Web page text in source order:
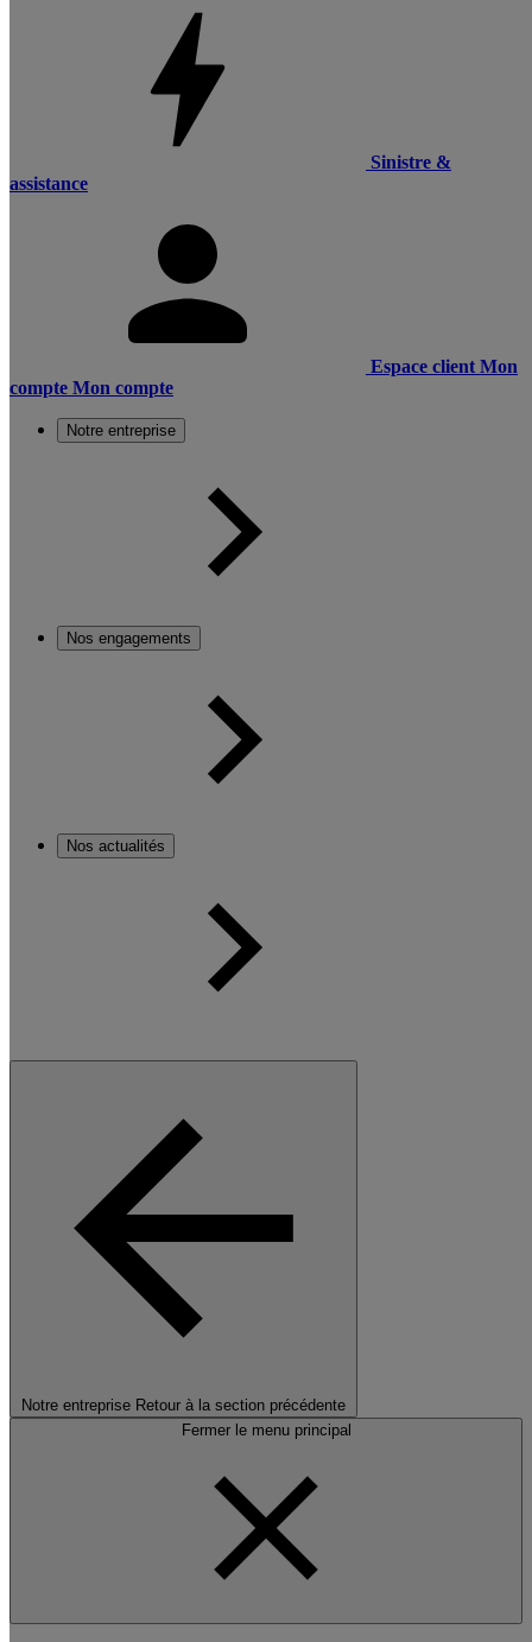
Sinistre &
assistance
Espace client Mon
compte Mon compte
Notre entreprise
Nos engagements
Nos actualités
Notre entreprise Retour à la section précédente
Fermer le menu principal